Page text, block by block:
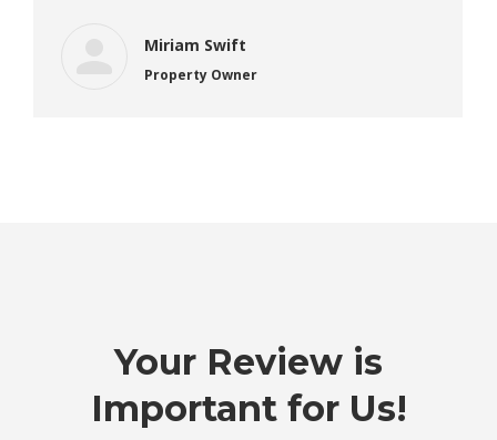
Miriam Swift
Property Owner
Your Review is
Important for Us!